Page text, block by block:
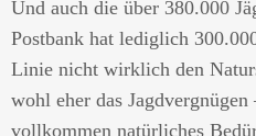
Und auch die über 380.000
Postbank hat lediglich
Linie nicht wirklich den
wohl eher das
vollkommen natürliches